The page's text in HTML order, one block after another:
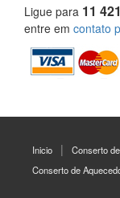
Ligue para 11
entre em contato
Inicio Conserto
Conserto de